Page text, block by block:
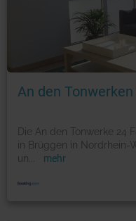
An den
Die An den Tonwerke 24
in Brüggen in Nordrhein-
un
mehr